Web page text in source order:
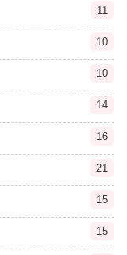
11
10
10
14
16
21
15
15